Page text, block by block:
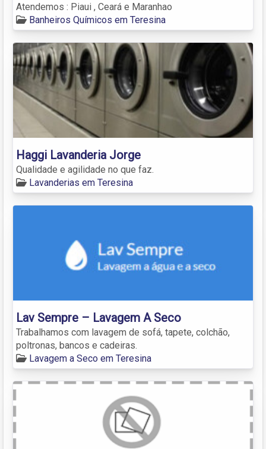
Atendemos : Piaui , Ceará e Maranhao
Banheiros Químicos em Teresina
Haggi Lavanderia Jorge
Qualidade e agilidade no que faz.
Lavanderias em Teresina
Lav Sempre – Lavagem A Seco
Trabalhamos com lavagem de sofá, tapete, colchão,
poltronas, bancos e cadeiras.
Lavagem a Seco em Teresina